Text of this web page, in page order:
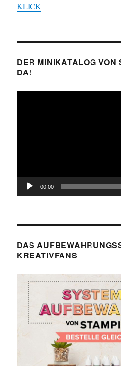
KLICK
DER MINIKATALOG VON
DA!
00:00
DAS
KREATIVFANS